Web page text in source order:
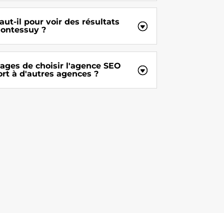
il pour voir des résultats
?
de choisir l'agence SEO
à d'autres agences ?